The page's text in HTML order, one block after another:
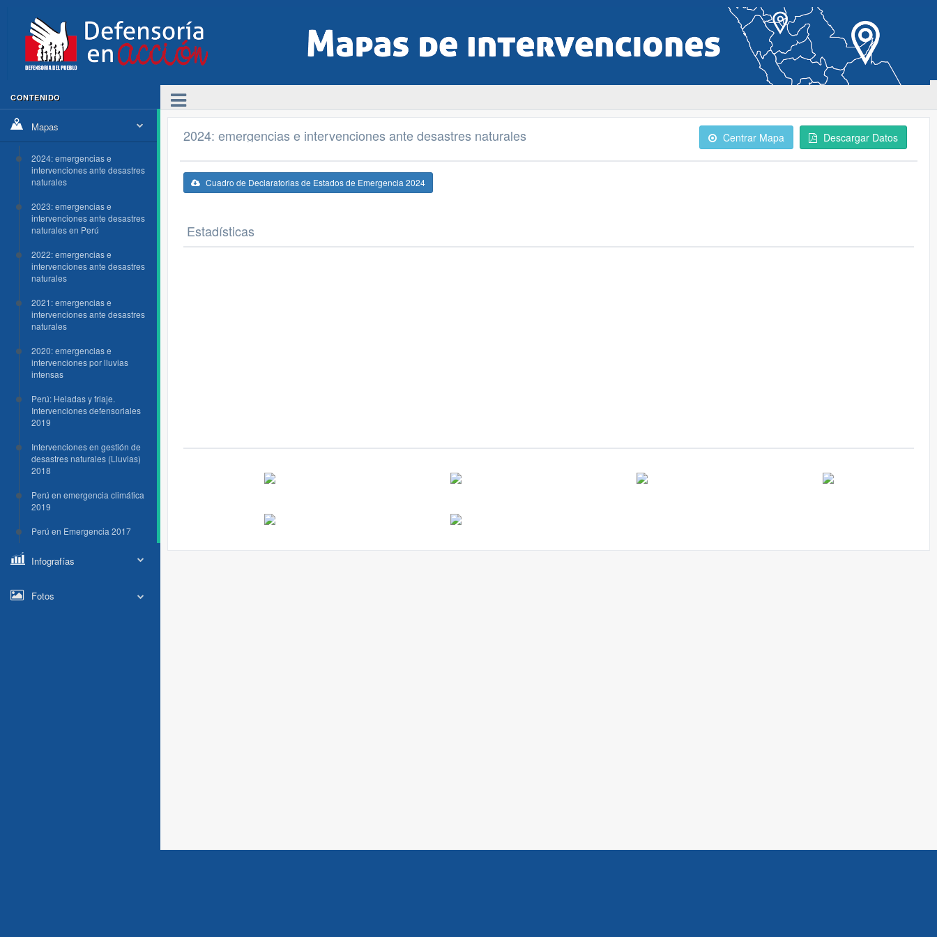
CONTENIDO
Mapas
2024: emergencias e
intervenciones ante desastres
naturales
2023: emergencias e
intervenciones ante desastres
naturales en Perú
2022: emergencias e
intervenciones ante desastres
naturales
2021: emergencias e
intervenciones ante desastres
naturales
2020: emergencias e
intervenciones por lluvias
intensas
Perú: Heladas y friaje.
Intervenciones defensoriales
2019
Intervenciones en gestión de
desastres naturales (Lluvias)
2018
Perú en emergencia climática
2019
Perú en Emergencia 2017
Infografías
Fotos
2024: emergencias e intervenciones ante desastres naturales Centrar Mapa Descargar Datos
Cuadro de Declaratorias de Estados de Emergencia 2024
Estadísticas